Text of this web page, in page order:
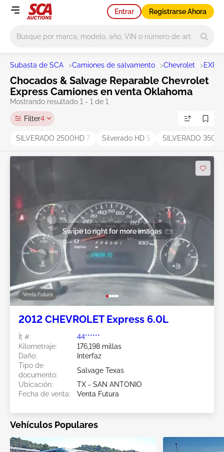
Entrar Registrarse Ahora
Subasta de SCA >Camiones de salvamento >Chevrolet >
Chocados & Salvage Reparable Chevrolet
Express Camiones en venta Oklahoma
Mostrando resultado 1 - 1 de 1
Filter4
SILVERADO 2500HD 7 Silverado HD 5 SILVERADO
Venta Futura
Swipe to right for more images
2012 CHEVROLET Express 6.0L
Ít #:
44******
Kilometraje:
176,198 millas
Daño:
Interfaz
Tipo de
documento:
Salvage Texas
Ubicación:
TX - SAN ANTONIO
Fecha de venta:
Venta Futura
Vehículos Populares